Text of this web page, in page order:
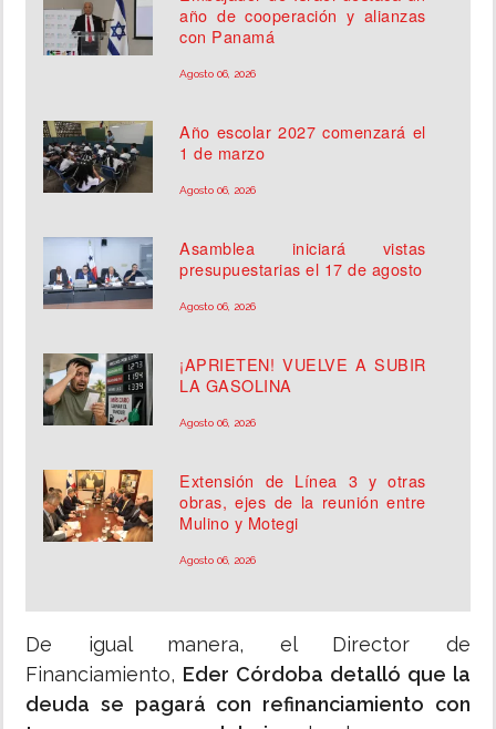
año de cooperación y alianzas
con Panamá
Agosto 06, 2026
Año escolar 2027 comenzará el
1 de marzo
Agosto 06, 2026
Asamblea iniciará vistas
presupuestarias el 17 de agosto
Agosto 06, 2026
¡APRIETEN! VUELVE A SUBIR
LA GASOLINA
Agosto 06, 2026
Extensión de Línea 3 y otras
obras, ejes de la reunión entre
Mulino y Motegi
Agosto 06, 2026
De igual manera, el Director de
Financiamiento, Eder Córdoba detalló que la
deuda se pagará con refinanciamiento con